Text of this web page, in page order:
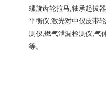
螺旋齿轮拉马,轴承起拔
平衡仪,激光对中仪皮带
测仪,燃气泄漏检测仪,气
等。